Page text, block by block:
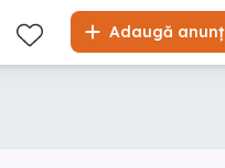
Adaugă anunț
Listă